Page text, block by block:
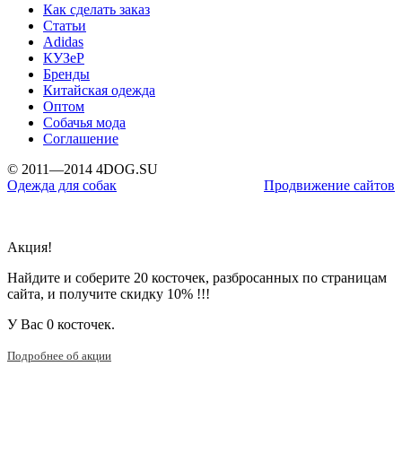
Как сделать заказ
Статьи
Adidas
КУЗеР
Бренды
Китайская одежда
Оптом
Собачья мода
Соглашение
© 2011—2014 4DOG.SU
Одежда для собак
Продвижение сайтов
Акция!
Найдите и соберите 20 косточек, разбросанных по страницам
сайта, и получите скидку 10% !!!
У Вас 0 косточек.
Подробнее об акции